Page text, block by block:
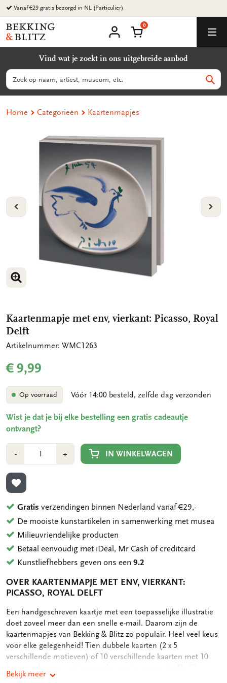
Ga
naar
content
Vanaf €29 gratis bezorgd in NL (Particulier)
Bekking
&
B.V.
account
Winkelmand
0
Vind wat je zoekt in ons uitgebreide aanbod
Zoeken
Home Categorieën Kaartenmapjes
VORIGE
VERGROOT AFBEELDING
VERGROOT AFBEELDING
Kaartenmapje met env, vierkant: Picasso, Royal
Delft
Artikelnummer: WMC1263
€ 9,99
Op voorraad Vóór 14:00 besteld, zelfde dag verzonden
Wist je dat je bij elke bestelling een gratis cadeautje
ontvangt?
-Min
1
+Plus
1
IN WINKELWAGEN
TOEVOEGEN AAN VERLANGLIJST
Gratis verzendingen binnen Nederland vanaf €29,-
De mooiste kunstartikelen in samenwerking met musea
Milieuvriendelijke producten
Betaal eenvoudig met iDeal, Mr Cash of creditcard
Kunstliefhebbers geven ons een9.2
OVER KAARTENMAPJE MET ENV, VIERKANT:
PICASSO, ROYAL DELFT
OMSCHRIJVING
Een handgeschreven kaartje met een toepasselijke illustratie
doet zoveel meer dan een snelle e-mail. Daarom zijn de
kaartenmapjes van Bekking & Blitz zo populair. Heel veel keus
voor elke gelegenheid! Tien dubbele kaarten (2 x 5
verschillende motieven) of 10 verschillende kaarten met 10
kaartenmapje. Op de achterkant van het mapje staan de
Bekijk meer